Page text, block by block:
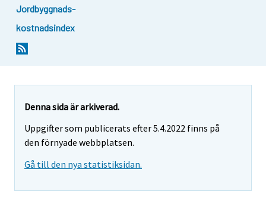
Jordbyggnads-
kostnadsindex
Denna sida är arkiverad.
Uppgifter som publicerats efter 5.4.2022 finns på
den förnyade webbplatsen.
Gå till den nya statistiksidan.